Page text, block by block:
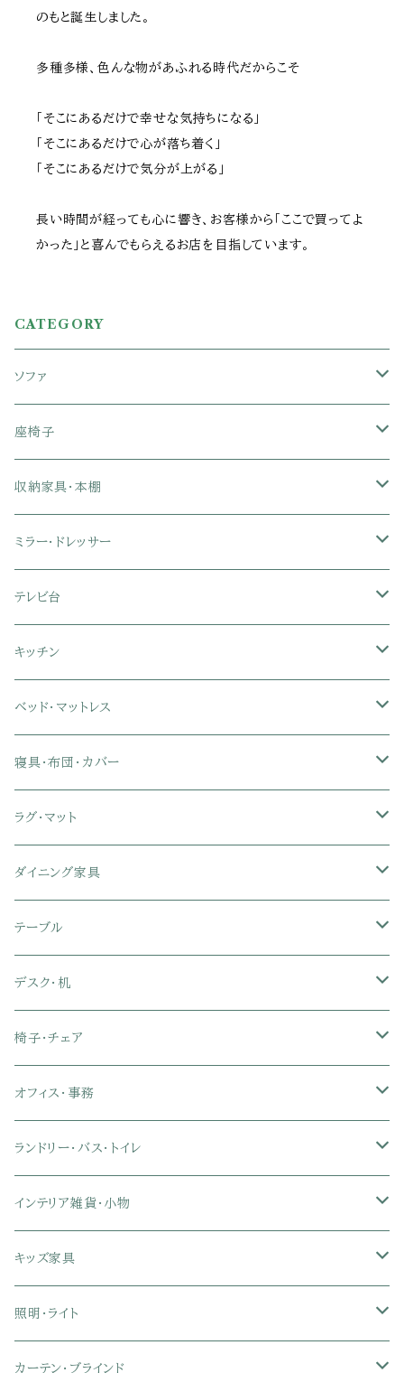
のもと誕生しました。
多種多様、色んな物があふれる時代だからこそ
「そこにあるだけで幸せな気持ちになる」
「そこにあるだけで心が落ち着く」
「そこにあるだけで気分が上がる」
長い時間が経っても心に響き、お客様から「ここで買ってよ
かった」と喜んでもらえるお店を目指しています。
CATEGORY
ソファ
1人掛けソファ
2人掛けソファ
3人掛けソファ
フロアソファ・ローソファ
ソファベッド
カウチソファ・コーナーソファ
リクライニングソファ
スツール・オットマン
クッションソファ
革・レザー・合皮ソファ
布張り・ファブリックソファ
ソファカバー
座椅子
1人掛け座椅子
2人掛け座椅子
リクライニング座椅子
肘付き座椅子
座椅子カバー
ポケットコイル座椅子
収納家具・本棚
カラーボックス
本棚・書棚
衣類・タンス・チェスト
ハンガーラック
ラック・シェルフ
スチールラック・メタルラック
衣装ケース・壁面収納・ワードローブ
キャビネット・サイドボード
ランドリー・トイレ収納
玄関収納
突っ張り棚・突っ張りラック
ミラー・ドレッサー
ドレッサー・鏡台
ミラー・スタンドミラー
テレビ台
壁面収納・ハイタイプテレビ台
ミドルタイプテレビ台
ロータイプテレビ台
コーナーテレビ台
伸縮テレビ台
テレビスタンド
サイドチェスト
幅90cm以下テレビ台
幅91～120cmテレビ台
幅121～150cmテレビ台
幅151～180cmテレビ台
キッチン
食器棚・キッチンボード
レンジ台
キッチンワゴン
キッチンカウンター
キッチンラック・冷蔵庫ラック
隙間収納
キッチンマット
キッチン用品
キッチン家電
ベッド・マットレス
ローベッド
セミシングル
シングル
収納付きベッド
セミシングル
シングル
パネルベッド
セミシングル
シングル
すのこベッド
セミシングル
シングル
脚付きマットレス
セミシングル
シングル
パイプベッド
ロフトベッド
2段ベッド
折りたたみベッド
ソファベッド
マットレス
セミシングル
セミシングル
寝具・布団・カバー
掛け布団
敷き布団
布団セット
枕
タオルケット・ガーゼケット
ブランケット・毛布
布団カバー・敷きパッド
ひんやりマット（冷却マット）
こたつ布団
シングル
セミダブル
ラグ・マット
ラグ・カーペット
玄関マット
キッチンマット
フローリングマット
ジョイントマット
ダイニング家具
ダイニングテーブル
ダイニングチェア・ベンチ
ダイニングテーブルセット
2人用ダイニングテーブルセット
4人用ダイニングテーブルセット
6人用ダイニングテーブルセット
木製ダイニング
スチール脚ダイニング
テーブル
サイドテーブル
ウッドテーブル
センターテーブル
ガラステーブル
カウンターテーブル
伸縮式テーブル
デスク・机
パソコン・オフィスデスク
L字デスク
収納付きデスク
キーボードスライダー付きデスク
学習机
ツインデスク
デスクセット
椅子・チェア
ダイニングチェア・ベンチ
オフィスチェア
リクライニングチェア
ハイバックオフィスチェア
リビングチェア
スツール・オットマン
学習椅子
ファブリックチェア
オフィス・事務
オフィスチェア
オフィスデスク
オフィス収納
オフィス雑貨
オフィス家電
ランドリー・バス・トイレ
ランドリーラック
タオルハンガー
洗濯カゴ・ワゴン
物干しスタンド
インテリア雑貨・小物
タオル
食器・食器スタンド
キャニスター・ディスペンサー
キッズ家具
絵本ラック・本棚
ラック・ランドセルラック
照明・ライト
シーリングライト
カーテン・ブラインド